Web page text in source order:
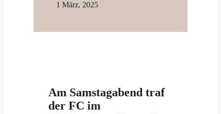
1 März, 2025
Am Samstagabend traf
der FC im